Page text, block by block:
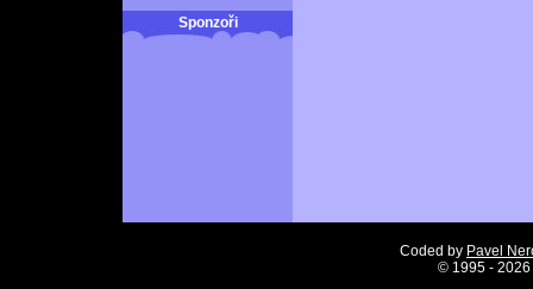
Sponzoři
Coded by Pavel
© 1995 -